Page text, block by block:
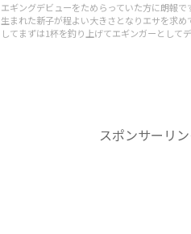
エギングデビューをためらっていた方に朗報
生まれた新子が程よい大きさとなりエサを求
してまずは1杯を釣り上げてエギンガーとして
スポンサーリ